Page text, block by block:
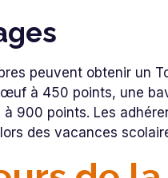
peuvent obtenir un
à 450 points, une
900 points. Les
des vacances